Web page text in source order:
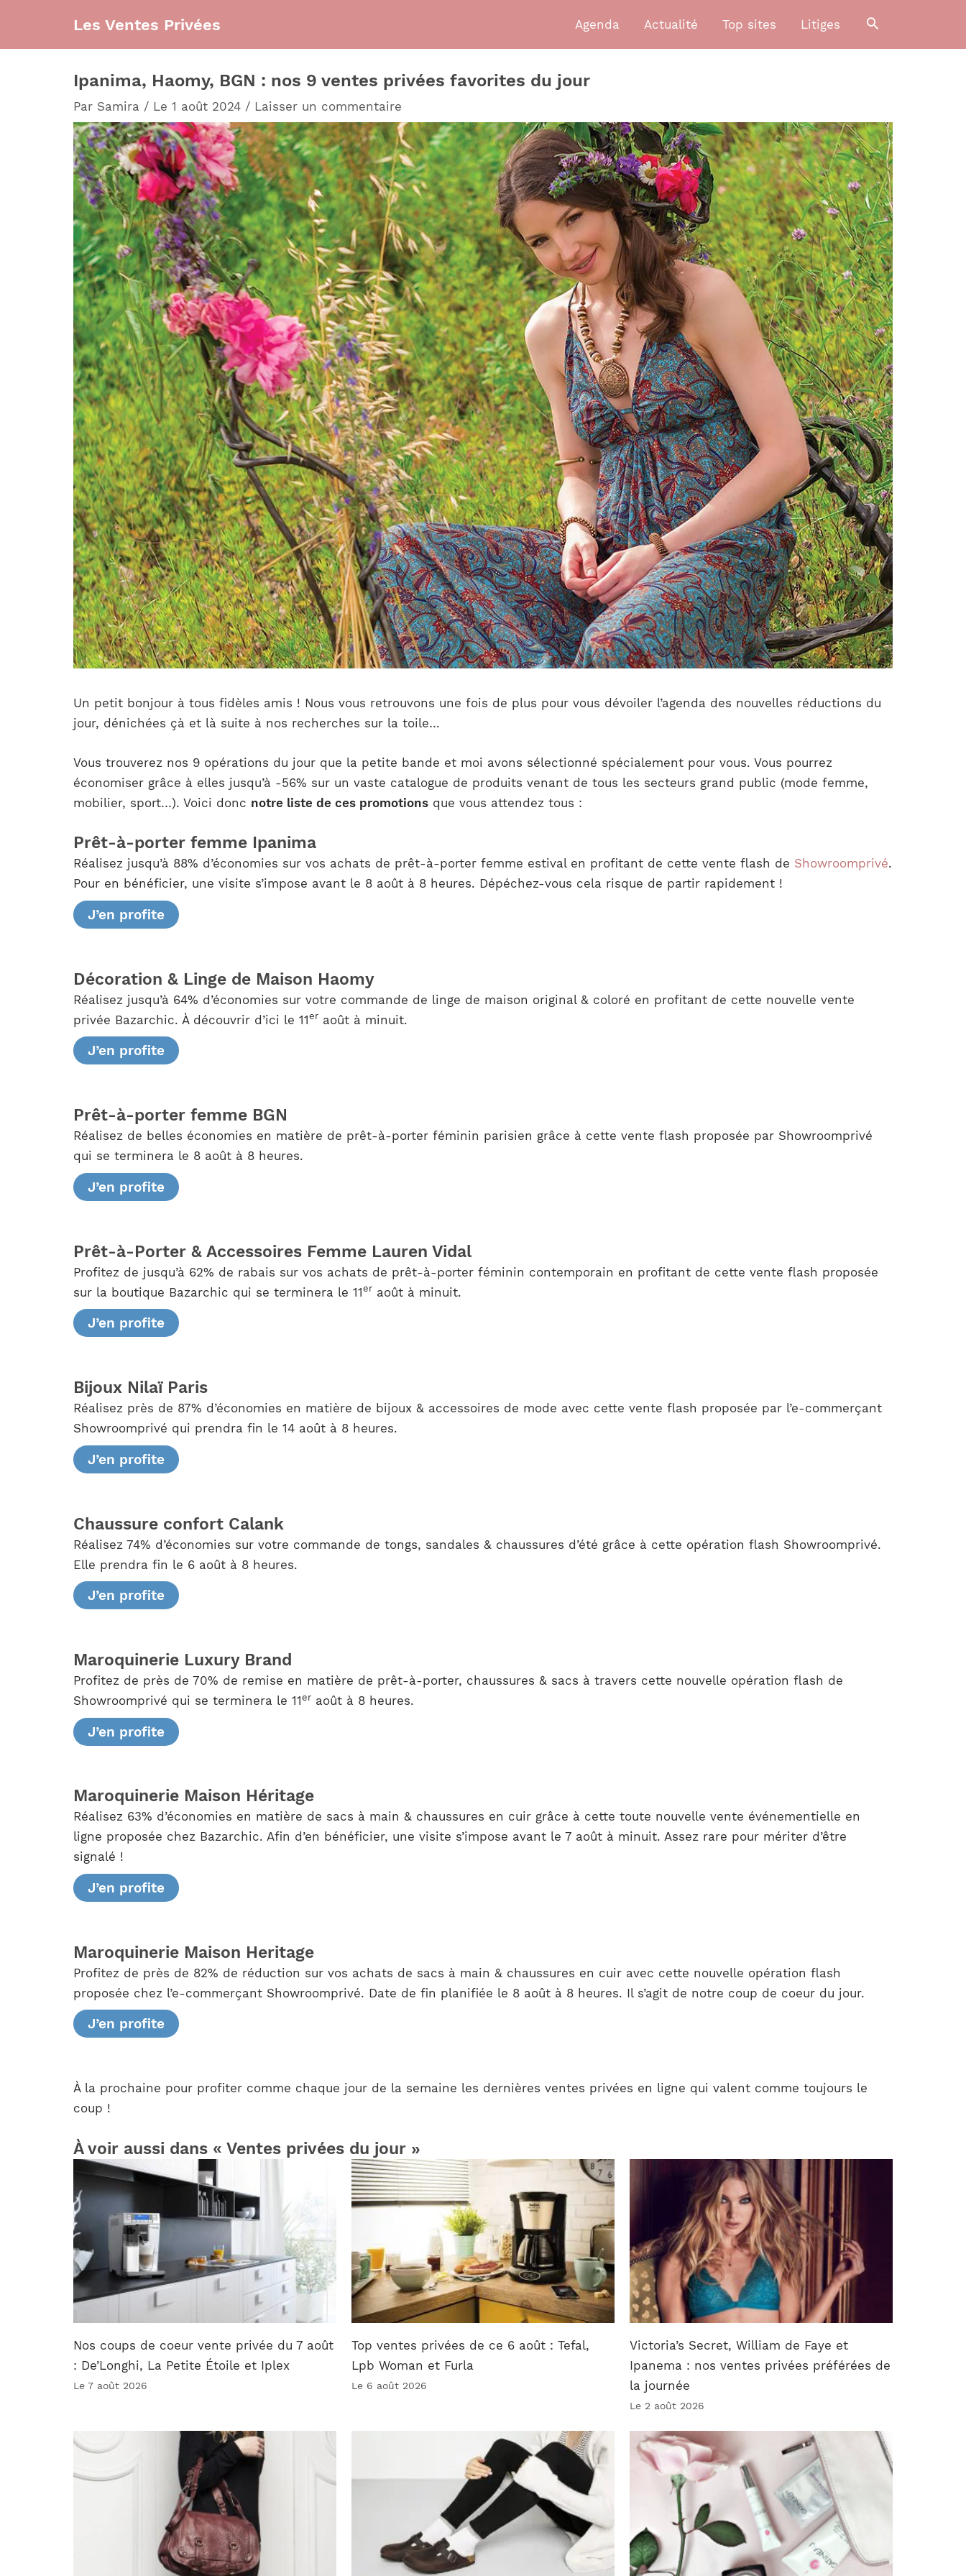
contenu
Les Ventes Privées Agenda Actualité Top sites Litiges
Ipanima, Haomy, BGN : nos 9 ventes privées favorites du jour
Par Samira / Le 1 août 2024 / Laisser un commentaire
Un petit bonjour à tous fidèles amis ! Nous vous retrouvons une fois de plus pour vous dévoiler l’agenda des nouvelles réductions du
jour, dénichées çà et là suite à nos recherches sur la toile…
Vous trouverez nos 9 opérations du jour que la petite bande et moi avons sélectionné spécialement pour vous. Vous pourrez
économiser grâce à elles jusqu’à -56% sur un vaste catalogue de produits venant de tous les secteurs grand public (mode femme,
mobilier, sport…). Voici donc notre liste de ces promotions que vous attendez tous :
Prêt-à-porter femme Ipanima
Réalisez jusqu’à 88% d’économies sur vos achats de prêt-à-porter femme estival en profitant de cette vente flash de Showroomprivé.
Pour en bénéficier, une visite s’impose avant le 8 août à 8 heures. Dépéchez-vous cela risque de partir rapidement !
J’en profite
Décoration & Linge de Maison Haomy
Réalisez jusqu’à 64% d’économies sur votre commande de linge de maison original & coloré en profitant de cette nouvelle vente
privée Bazarchic. À découvrir d’ici le 11er août à minuit.
J’en profite
Prêt-à-porter femme BGN
Réalisez de belles économies en matière de prêt-à-porter féminin parisien grâce à cette vente flash proposée par Showroomprivé
qui se terminera le 8 août à 8 heures.
J’en profite
Prêt-à-Porter & Accessoires Femme Lauren Vidal
Profitez de jusqu’à 62% de rabais sur vos achats de prêt-à-porter féminin contemporain en profitant de cette vente flash proposée
sur la boutique Bazarchic qui se terminera le 11er août à minuit.
J’en profite
Bijoux Nilaï Paris
Réalisez près de 87% d’économies en matière de bijoux & accessoires de mode avec cette vente flash proposée par l’e-commerçant
Showroomprivé qui prendra fin le 14 août à 8 heures.
J’en profite
Chaussure confort Calank
Réalisez 74% d’économies sur votre commande de tongs, sandales & chaussures d’été grâce à cette opération flash Showroomprivé.
Elle prendra fin le 6 août à 8 heures.
J’en profite
Maroquinerie Luxury Brand
Profitez de près de 70% de remise en matière de prêt-à-porter, chaussures & sacs à travers cette nouvelle opération flash de
Showroomprivé qui se terminera le 11er août à 8 heures.
J’en profite
Maroquinerie Maison Héritage
Réalisez 63% d’économies en matière de sacs à main & chaussures en cuir grâce à cette toute nouvelle vente événementielle en
ligne proposée chez Bazarchic. Afin d’en bénéficier, une visite s’impose avant le 7 août à minuit. Assez rare pour mériter d’être
signalé !
J’en profite
Maroquinerie Maison Heritage
Profitez de près de 82% de réduction sur vos achats de sacs à main & chaussures en cuir avec cette nouvelle opération flash
proposée chez l’e-commerçant Showroomprivé. Date de fin planifiée le 8 août à 8 heures. Il s’agit de notre coup de coeur du jour.
J’en profite
À la prochaine pour profiter comme chaque jour de la semaine les dernières ventes privées en ligne qui valent comme toujours le
coup !
À voir aussi dans « Ventes privées du jour »
Nos coups de coeur vente privée du 7 août
: De’Longhi, La Petite Étoile et Iplex
Le 7 août 2026
Top ventes privées de ce 6 août : Tefal,
Lpb Woman et Furla
Le 6 août 2026
Victoria’s Secret, William de Faye et
Ipanema : nos ventes privées préférées de
la journée
Le 2 août 2026